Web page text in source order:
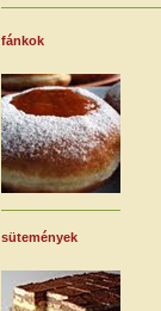
fánkok
sütemények